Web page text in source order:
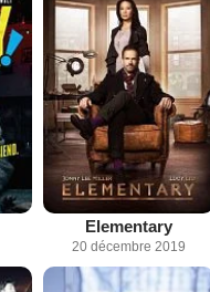
Elementary
20 décembre 2019